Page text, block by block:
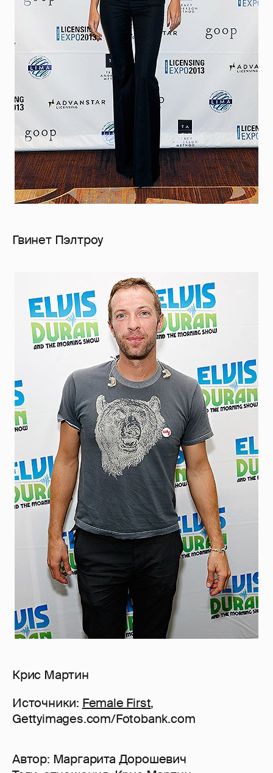
Гвинет Пэлтроу
Крис Мартин
Источники: Female First,
Gettyimages.com/Fotobank.com
Автор: Маргарита Дорошевич